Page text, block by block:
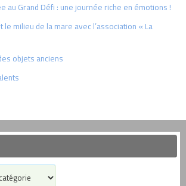
au Grand Défi : une journée riche en émotions !
le milieu de la mare avec l’association « La
objets anciens